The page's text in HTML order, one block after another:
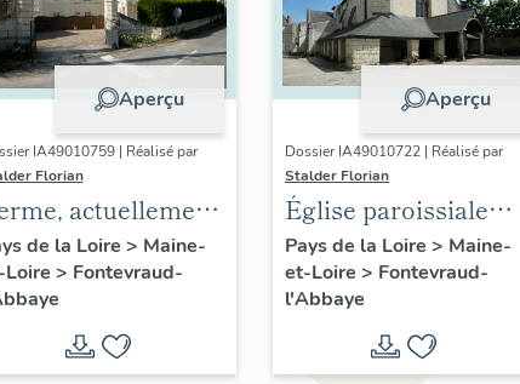
Aperçu
IA49010759 | Réalisé par
Florian
actuellement
1 rue des
30 rue de la
Fontevraud-
de la Loire > Maine-
> Fontevraud-
Aperçu
Dossier IA49010722 | Réalisé par
Stalder Florian
Église paroissiale
Saint-Michel,
Fontevraud-l'Abbaye
Pays de la Loire > Maine-
et-Loire > Fontevraud-
l'Abbaye